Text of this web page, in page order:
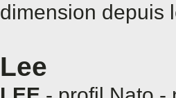
dimension depuis
Lee